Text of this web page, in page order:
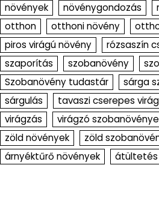
növények
növénygondozás
otthon
otthoni növény
piros virágú növény
rózsaszín
szaporítás
szobanövény
Szobanövény tudastár
sárga
sárgulás
tavaszi cserepes
virágzás
virágzó
zöld növények
zöld
árnyéktűrő növények
átültetés